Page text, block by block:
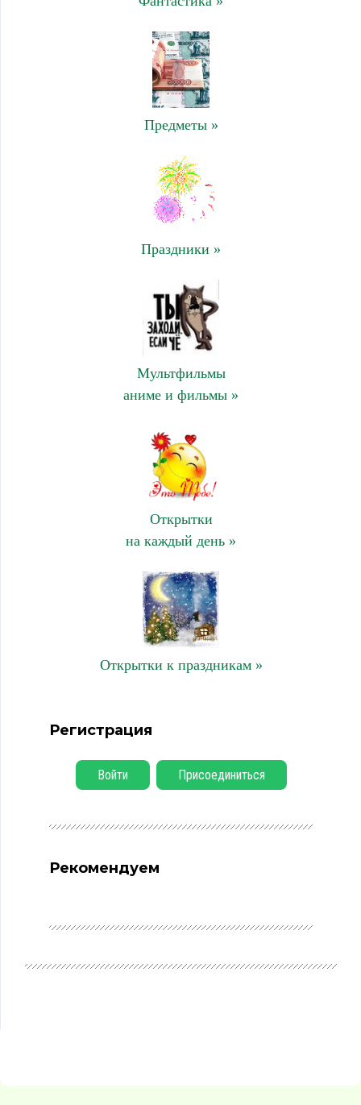
Предметы »
Праздники »
Мультфильмы
аниме и фильмы »
Открытки
на каждый день »
Открытки к праздникам »
Регистрация
Войти Присоединиться
Рекомендуем